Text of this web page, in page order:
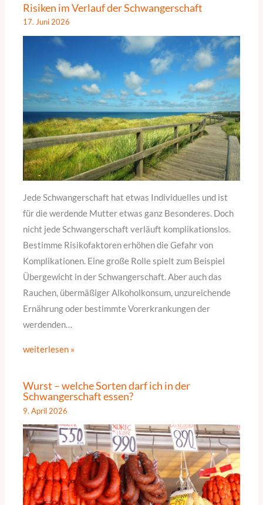
Risiken im Verlauf der Schwangerschaft
17. Juni 2026
Jede Schwangerschaft hat etwas Individuelles und ist
für die werdende Mutter etwas ganz Besonderes. Doch
nicht jede Schwangerschaft verläuft komplikationslos.
Bestimme Risikofaktoren erhöhen die Gefahr von
Komplikationen. Eine große Rolle spielt zum Beispiel
Übergewicht in der Schwangerschaft. Aber auch das
Rauchen, übermäßiger Alkoholkonsum, unzureichende
Ernährung oder bestimmte Vorerkrankungen der
werdenden…
weiterlesen »
Wurst – welche Sorten darf ich in der
Schwangerschaft essen?
9. April 2026